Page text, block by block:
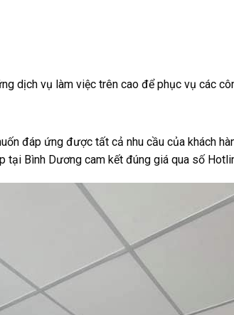
dịch vụ làm việc trên cao để phục vụ các
đáp ứng được tất cả nhu cầu của khách
tại Bình Dương cam kết đúng giá qua số